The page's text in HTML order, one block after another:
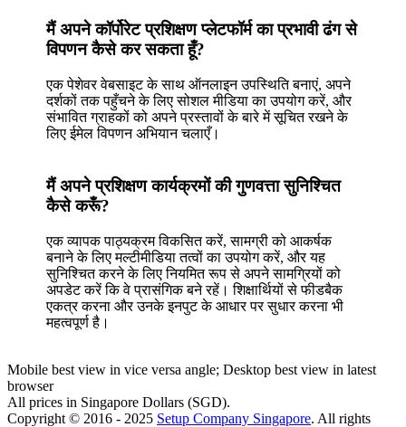
मैं अपने कॉर्पोरेट प्रशिक्षण प्लेटफॉर्म का प्रभावी ढंग से
विपणन कैसे कर सकता हूँ?
एक पेशेवर वेबसाइट के साथ ऑनलाइन उपस्थिति बनाएं, अपने
दर्शकों तक पहुँचने के लिए सोशल मीडिया का उपयोग करें, और
संभावित ग्राहकों को अपने प्रस्तावों के बारे में सूचित रखने के
लिए ईमेल विपणन अभियान चलाएँ।
मैं अपने प्रशिक्षण कार्यक्रमों की गुणवत्ता सुनिश्चित
कैसे करूँ?
एक व्यापक पाठ्यक्रम विकसित करें, सामग्री को आकर्षक
बनाने के लिए मल्टीमीडिया तत्वों का उपयोग करें, और यह
सुनिश्चित करने के लिए नियमित रूप से अपने सामग्रियों को
अपडेट करें कि वे प्रासंगिक बने रहें। शिक्षार्थियों से फीडबैक
एकत्र करना और उनके इनपुट के आधार पर सुधार करना भी
महत्वपूर्ण है।
Mobile best view in vice versa angle; Desktop best view in latest
browser
All prices in Singapore Dollars (SGD).
Copyright © 2016 - 2025 Setup Company Singapore. All rights